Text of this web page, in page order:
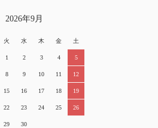
2026年9月
火 水 木 金 土
1 2 3 4 5
8 9 10 11 12
15 16 17 18 19
22 23 24 25 26
29 30